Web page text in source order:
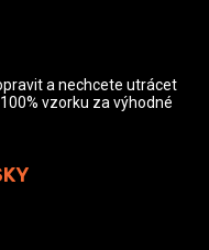
a nechcete utrácet
vzorku za výhodné